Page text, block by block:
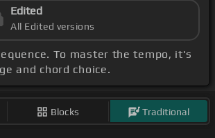
Edited
All Edited versions
To master the tempo, it's
and chord choice.
Blocks Traditional